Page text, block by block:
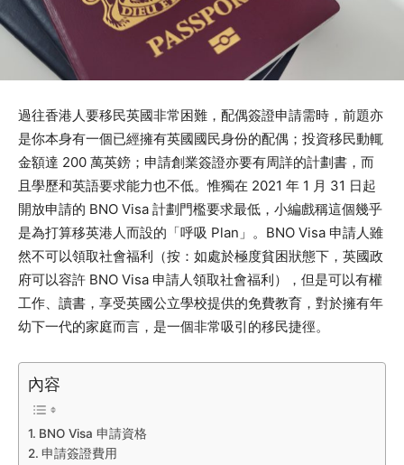
過往香港人要移民英國非常困難，配偶簽證申請需時，前題亦
是你本身有一個已經擁有英國國民身份的配偶；投資移民動輒
金額達 200 萬英鎊；申請創業簽證亦要有周詳的計劃書，而
且學歷和英語要求能力也不低。惟獨在 2021 年 1 月 31 日起
開放申請的 BNO Visa 計劃門檻要求最低，小編戲稱這個幾乎
是為打算移英港人而設的「呼吸 Plan」。BNO Visa 申請人雖
然不可以領取社會福利（按：如處於極度貧困狀態下，英國政
府可以容許 BNO Visa 申請人領取社會福利），但是可以有權
工作、讀書，享受英國公立學校提供的免費教育，對於擁有年
幼下一代的家庭而言，是一個非常吸引的移民捷徑。
內容
BNO Visa 申請資格
申請簽證費用